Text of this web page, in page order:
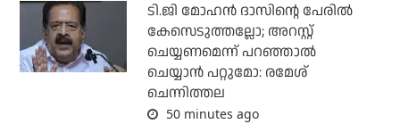
ടി.ജി മോഹന്‍ ദാസിന്റെ പേരില്‍
കേസെടുത്തല്ലോ; അറസ്റ്റ്
ചെയ്യണമെന്ന് പറഞ്ഞാല്‍
ചെയ്യാന്‍ പറ്റുമോ: രമേശ്
ചെന്നിത്തല
50 minutes ago